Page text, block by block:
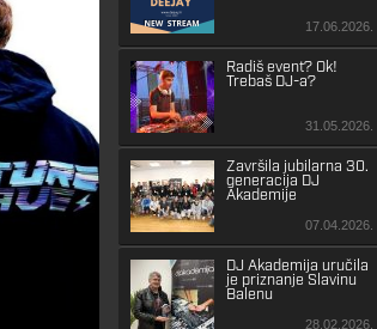
Roger Sanchez
album u 20 godina
17.06.2026.
Radiš event? Ok!
Trebaš DJ-a?
31.05.2026.
Završila jubilarna 30.
generacija DJ
Akademije
07.04.2026.
DJ Akademija uručila
je priznanje Slavinu
Balenu
28.02.2026.